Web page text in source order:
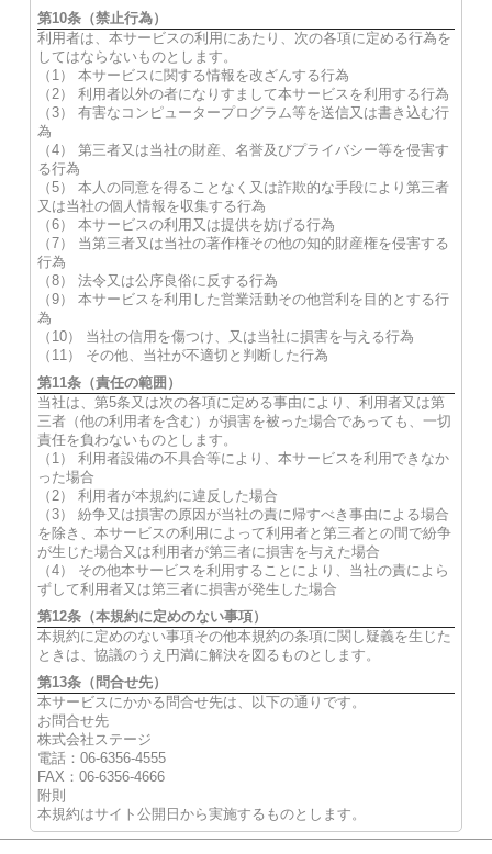
第10条（禁止行為）
利用者は、本サービスの利用にあたり、次の各項に定める行為を
してはならないものとします。
（1） 本サービスに関する情報を改ざんする行為
（2） 利用者以外の者になりすまして本サービスを利用する行為
（3） 有害なコンピュータープログラム等を送信又は書き込む行
為
（4） 第三者又は当社の財産、名誉及びプライバシー等を侵害す
る行為
（5） 本人の同意を得ることなく又は詐欺的な手段により第三者
又は当社の個人情報を収集する行為
（6） 本サービスの利用又は提供を妨げる行為
（7） 当第三者又は当社の著作権その他の知的財産権を侵害する
行為
（8） 法令又は公序良俗に反する行為
（9） 本サービスを利用した営業活動その他営利を目的とする行
為
（10） 当社の信用を傷つけ、又は当社に損害を与える行為
（11） その他、当社が不適切と判断した行為
第11条（責任の範囲）
当社は、第5条又は次の各項に定める事由により、利用者又は第
三者（他の利用者を含む）が損害を被った場合であっても、一切
責任を負わないものとします。
（1） 利用者設備の不具合等により、本サービスを利用できなか
った場合
（2） 利用者が本規約に違反した場合
（3） 紛争又は損害の原因が当社の責に帰すべき事由による場合
を除き、本サービスの利用によって利用者と第三者との間で紛争
が生じた場合又は利用者が第三者に損害を与えた場合
（4） その他本サービスを利用することにより、当社の責によら
ずして利用者又は第三者に損害が発生した場合
第12条（本規約に定めのない事項）
本規約に定めのない事項その他本規約の条項に関し疑義を生じた
ときは、協議のうえ円満に解決を図るものとします。
第13条（問合せ先）
本サービスにかかる問合せ先は、以下の通りです。
お問合せ先
株式会社ステージ
電話：06-6356-4555
FAX：06-6356-4666
附則
本規約はサイト公開日から実施するものとします。